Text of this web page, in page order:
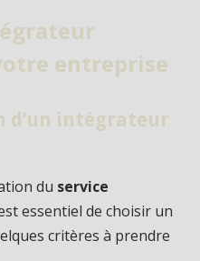
entreprise
d’un intégrateur
du service
essentiel de choisir un
critères à prendre